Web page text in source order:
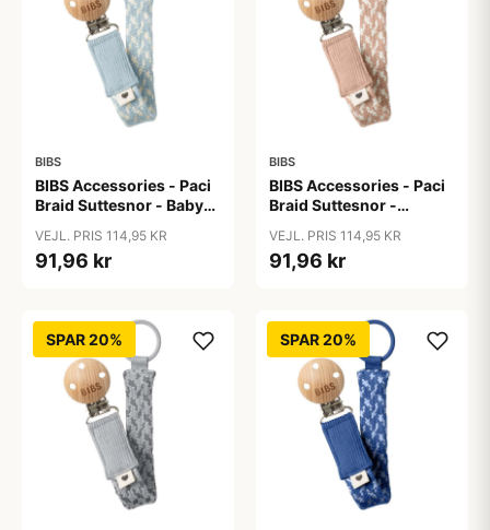
BIBS
BIBS Accessories - Paci
Braid Suttesnor - Baby
VEJL. PRIS 114,95 KR
91,96 kr
BIBS
BIBS Accessories - Paci
Braid Suttesnor -
VEJL. PRIS 114,95 KR
91,96 kr
SPAR 20% SPAR 20%